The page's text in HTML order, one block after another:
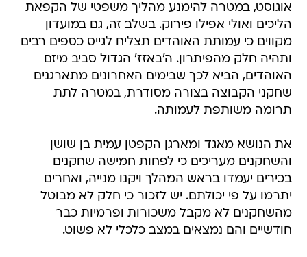
אוגוסט, במטרה להימנע מהליך משפטי של הקפאת
הליכים ואולי אפילו פירוק. בשלב זה, גם במועדון
מקווים כי עמותת האוהדים תצליח לגייס כספים רבים
ותהיה חלק מהפיתרון. ה'באזז' הגדול סביב מיזם
האוהדים, הביא לכך שבימים האחרונים מתארגנים
שחקני הקבוצה בצורה מסודרת, במטרה לתת
תרומה משותפת לעמותה.
את הנושא מאגד ומארגן הקפטן עמית בן שושן
והשחקנים מעריכים כי לפחות חמישה שחקנים
בכירים יעמדו בראש המהלך ויקנו מנייה, ואחרים
יתרמו על פי יכולתם. יש לזכור כי חלק לא מבוטל
מהשחקנים לא מקבל משכורות ופרמיות כבר
חודשיים והם נמצאים במצב כלכלי לא פשוט.